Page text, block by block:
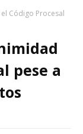
Código Procesal
pese a